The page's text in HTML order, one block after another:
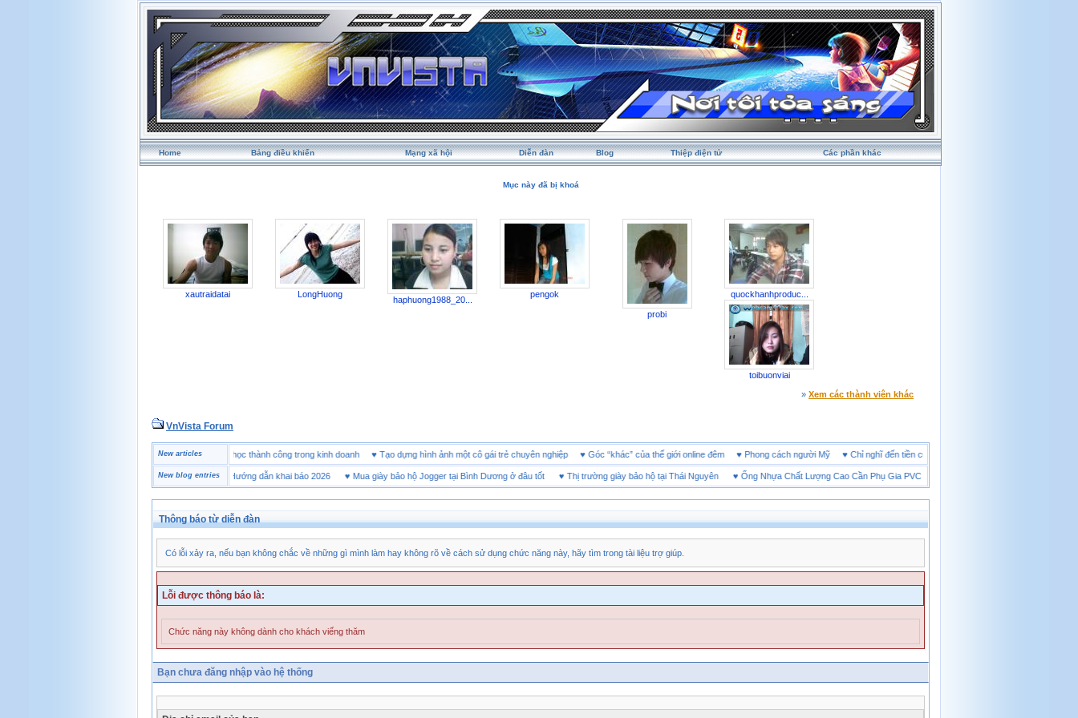
Home Bảng điều khiển Mạng xã hội Diễn đàn Blog Thiệp điện tử Các phần khác
Mục này đã bị khoá
xautraidatai LongHuong
haphuong1988_20...
pengok
probi
quockhanhproduc...
toibuonviai
» Xem các thành viên khác
VnVista Forum
New articles
Một số câu hỏi phỏng vấn “đặc biệt” của Microsoft 4 bài học thành công trong kinh doanh ♥Tạo dựng hình ảnh một cô gái trẻ chuyên nghiệp ♥ Góc “khác” của thế giới online đêm ♥Phong cách người Mỹ ♥Chỉ nghĩ đến tiền cũng làm người ta ích kỷ
New blog entries
Tờ khai hải quan là gì? Hướng dẫn khai báo 2026♥ Mua giày bảo hộ Jogger tại Bình Dương ở đâu tốt♥ Thị trường giày bảo hộ tại Thái Nguyên♥ Ống Nhựa Chất Lượng Cao Cần Phụ Gia PVC Gì?♥
Thông báo từ diễn đàn
Có lỗi xảy ra, nếu bạn không chắc về những gì mình làm hay không rõ về cách sử dụng chức năng này, hãy tìm trong tài liệu trợ giúp.
Lỗi được thông báo là:
Chức năng này không dành cho khách viếng thăm
Bạn chưa đăng nhập vào hệ thống